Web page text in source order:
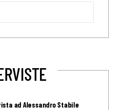
ad Alessandro Stabile